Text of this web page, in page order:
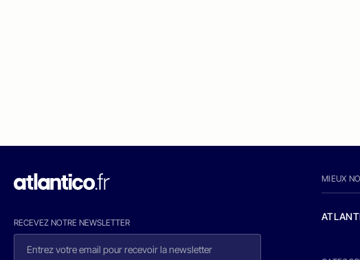
RECEVEZ NOTRE NEWSLETTER
MIEUX